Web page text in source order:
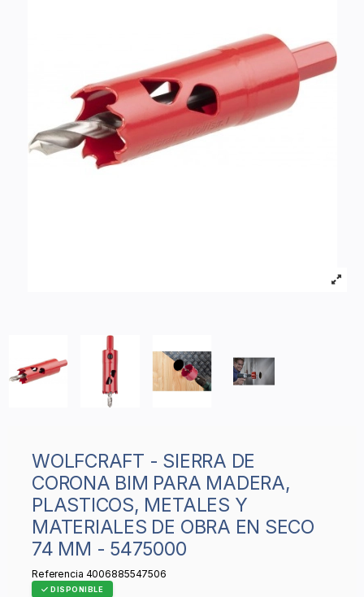
WOLFCRAFT - SIERRA DE
CORONA BIM PARA MADERA,
PLASTICOS, METALES Y
MATERIALES DE OBRA EN SECO
74 MM - 5475000
Referencia 4006885547506
DISPONIBLE